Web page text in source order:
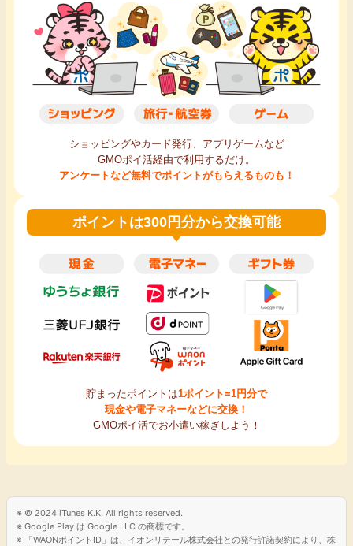
ショッピングやカード発行、アプリゲームなど
GMOポイ活経由で利用するだけ。
アンケートなど無料でポイントがもらえるものも！
ポイントは300円分から交換可能
貯まったポイントは1ポイント=1円分で
現金や電子マネーなどに交換！
GMOポイ活でお小遣い稼ぎしよう！
© 2024 iTunes K.K. All rights reserved.
Google Play は Google LLC の商標です。
「WAONポイントID」は、イオンリテール株式会社との発行許諾契約により、株